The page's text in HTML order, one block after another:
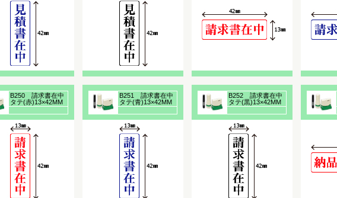
B250 請求書在中
タテ(赤)13×42MM
浸透印
B251 請求書在中
タテ(青)13×42MM
浸透印
B252 請求書在中
タテ(黒)13×42MM
浸透印